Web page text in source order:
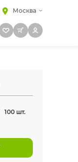
Москва
100 шт.